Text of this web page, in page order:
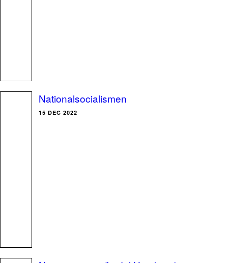
Nationalsocialismen
15 DEC 2022